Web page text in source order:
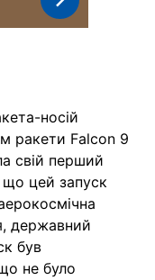
носій
ракети Falcon 9
свій перший
що цей запуск
державний
був
не було